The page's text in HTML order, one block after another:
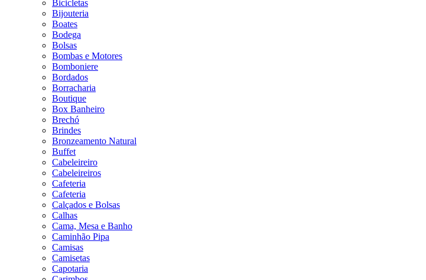
Bicicletas
Bijouteria
Boates
Bodega
Bolsas
Bombas e Motores
Bomboniere
Bordados
Borracharia
Boutique
Box Banheiro
Brechó
Brindes
Bronzeamento Natural
Buffet
Cabeleireiro
Cabeleireiros
Cafeteria
Cafeteria
Calçados e Bolsas
Calhas
Cama, Mesa e Banho
Caminhão Pipa
Camisas
Camisetas
Capotaria